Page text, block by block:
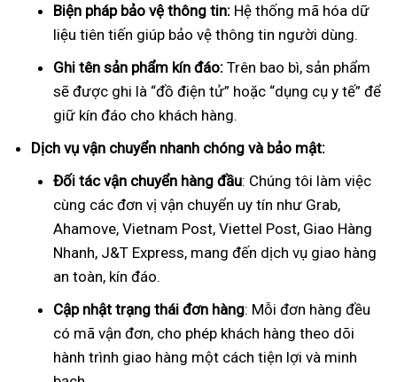
Biện pháp bảo vệ thông tin: Hệ thống mã hóa dữ
liệu tiên tiến giúp bảo vệ thông tin người dùng.
Ghi tên sản phẩm kín đáo: Trên bao bì, sản phẩm
sẽ được ghi là “đồ điện tử” hoặc “dụng cụ y tế” để
giữ kín đáo cho khách hàng.
Dịch vụ vận chuyển nhanh chóng và bảo mật:
Đối tác vận chuyển hàng đầu: Chúng tôi làm việc
cùng các đơn vị vận chuyển uy tín như Grab,
Ahamove, Vietnam Post, Viettel Post, Giao Hàng
Nhanh, J&T Express, mang đến dịch vụ giao hàng
an toàn, kín đáo.
Cập nhật trạng thái đơn hàng: Mỗi đơn hàng đều
có mã vận đơn, cho phép khách hàng theo dõi
hành trình giao hàng một cách tiện lợi và minh